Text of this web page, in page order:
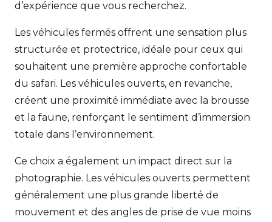
d’expérience que vous recherchez.
Les véhicules fermés offrent une sensation plus
structurée et protectrice, idéale pour ceux qui
souhaitent une première approche confortable
du safari. Les véhicules ouverts, en revanche,
créent une proximité immédiate avec la brousse
et la faune, renforçant le sentiment d’immersion
totale dans l’environnement.
Ce choix a également un impact direct sur la
photographie. Les véhicules ouverts permettent
généralement une plus grande liberté de
mouvement et des angles de prise de vue moins